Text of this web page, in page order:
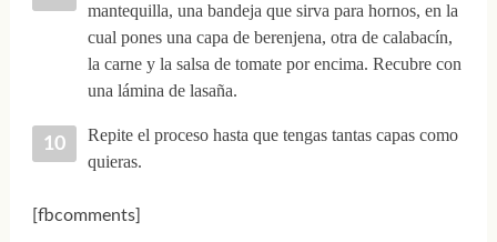
mantequilla, una bandeja que sirva para hornos, en la
cual pones una capa de berenjena, otra de calabacín,
la carne y la salsa de tomate por encima. Recubre con
una lámina de lasaña.
Repite el proceso hasta que tengas tantas capas como
quieras.
[fbcomments]